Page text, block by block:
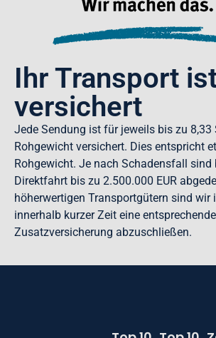
Ihr Transport
versichert
Jede Sendung ist für jeweils bis zu 8,33
Rohgewicht versichert. Dies entspricht
Rohgewicht. Je nach Schadensfall sind
Direktfahrt bis zu 2.500.000 EUR
höherwertigen Transportgütern sind wir
innerhalb kurzer Zeit eine entsprechende
Zusatzversicherung abzuschließen.